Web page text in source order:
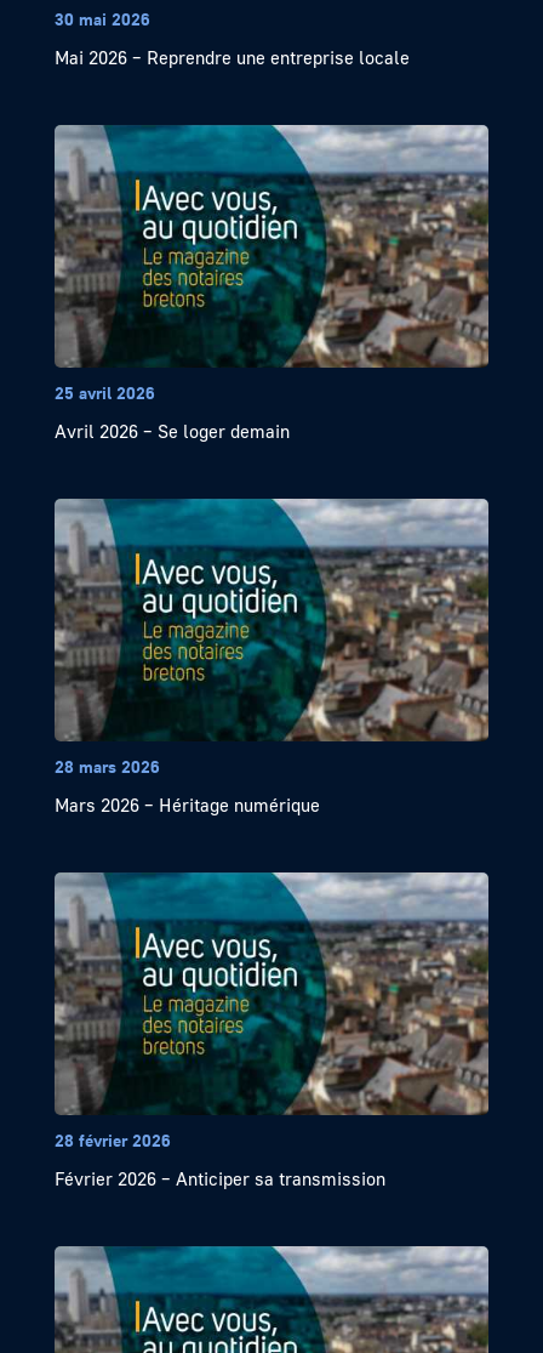
30 mai 2026
Mai 2026 – Reprendre une entreprise locale
25 avril 2026
Avril 2026 – Se loger demain
28 mars 2026
Mars 2026 – Héritage numérique
28 février 2026
Février 2026 – Anticiper sa transmission